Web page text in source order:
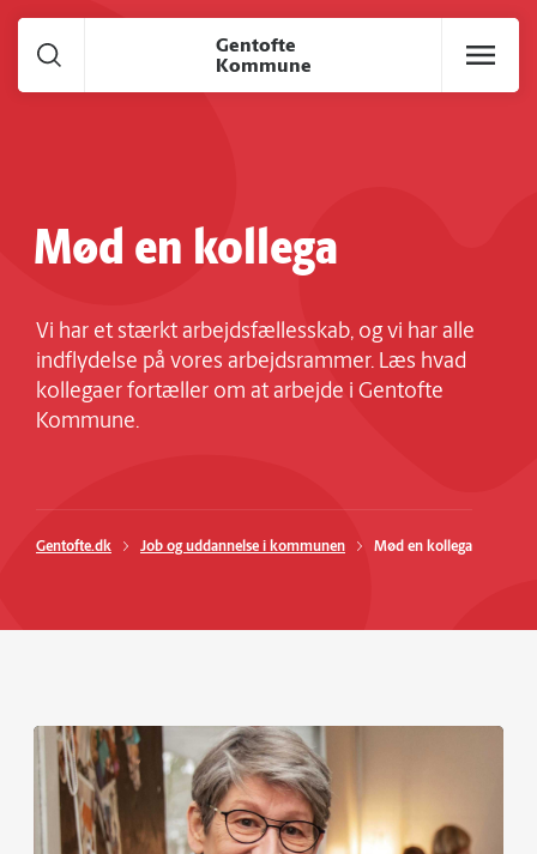
Gentofte
Kommune
Mød en kollega
Vi har et stærkt arbejdsfællesskab, og vi har alle
indflydelse på vores arbejdsrammer. Læs hvad
kollegaer fortæller om at arbejde i Gentofte
Kommune.
Gentofte.dk Job og uddannelse i kommunen Mød en kollega